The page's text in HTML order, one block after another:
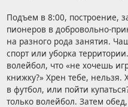
Подъем в 8:00, построение,
пионеров в добровольно-
на разного рода занятия.
спорт или уборка
волейбол, что «не хочешь
книжку?» Хрен тебе,
в футбол, или пойти
только волейбол. Затем